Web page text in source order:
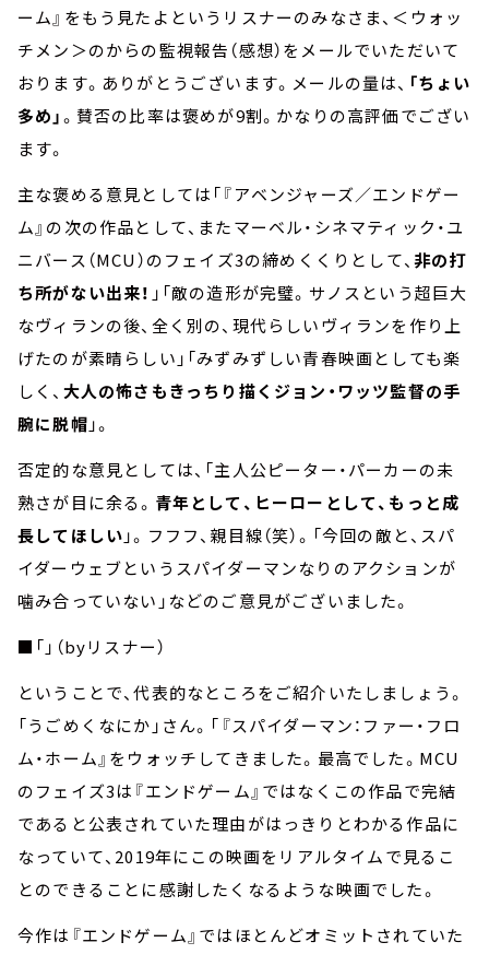
ーム』をもう見たよというリスナーのみなさま、＜ウォッ
チメン＞のからの監視報告（感想）をメールでいただいて
おります。ありがとうございます。メールの量は、 「ちょい
多め」。賛否の比率は褒めが9割。かなりの高評価でござい
ます。
主な褒める意見としては「『アベンジャーズ／エンドゲー
ム』の次の作品として、またマーベル・シネマティック・ユ
ニバース（MCU）のフェイズ3の締めくくりとして、 非の打
ち所がない出来！ 」「敵の造形が完璧。サノスという超巨大
なヴィランの後、全く別の、現代らしいヴィランを作り上
げたのが素晴らしい」「みずみずしい青春映画としても楽
しく、 大人の怖さもきっちり描くジョン・ワッツ監督の手
腕に脱帽 」。
否定的な意見としては、「主人公ピーター・パーカーの未
熟さが目に余る。 青年として、ヒーローとして、もっと成
長してほしい 」。フフフ、親目線（笑）。「今回の敵と、スパ
イダーウェブというスパイダーマンなりのアクションが
噛み合っていない」などのご意見がございました。
■「」（byリスナー）
ということで、代表的なところをご紹介いたしましょう。
「うごめくなにか」さん。「『スパイダーマン：ファー・フロ
ム・ホーム』をウォッチしてきました。最高でした。MCU
のフェイズ3は『エンドゲーム』ではなくこの作品で完結
であると公表されていた理由がはっきりとわかる作品に
なっていて、2019年にこの映画をリアルタイムで見るこ
とのできることに感謝したくなるような映画でした。
今作は『エンドゲーム』ではほとんどオミットされていた